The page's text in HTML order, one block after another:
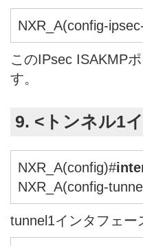
NXR_A(config-
このIPsec ISAKMP
す。
9. <トンネル1
NXR_A(config)#
NXR_A(config-
tunnel1インタフェ